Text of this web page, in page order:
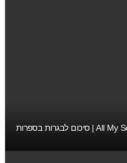
סיכום All My Sons by Arthur Miller | סיכום לבגרות בספרות